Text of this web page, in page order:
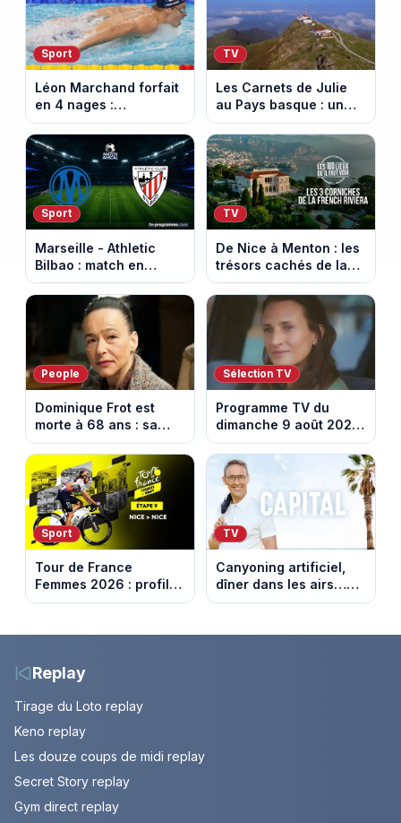
Sport
Léon Marchand forfait
en 4 nages :
découvrez son
programme de nage
aux Championnats
d'Europe
TV
Les Carnets de Julie
au Pays basque : un
banquet au sommet de
la Rhune
Sport
Marseille - Athletic
Bilbao : match en
direct sur Ligue 1+ à
17h30 (amical du 9
août 2026)
TV
De Nice à Menton : les
trésors cachés de la
French Riviera dévoilés
dans les 100 lieux qu'il
faut voir
People
Dominique Frot est
morte à 68 ans : sa
sœur Catherine Frot
annonce la triste
nouvelle
Sélection TV
Programme TV du
dimanche 9 août 2026
: notre sélection pour
votre soirée télé
Sport
Tour de France
Femmes 2026 : profil
et horaires de la
TV
Canyoning artificiel,
dîner dans les airs…
les loisirs les plus fous
Capital
Replay
Tirage du Loto replay
Keno replay
Les douze coups de midi replay
Secret Story replay
Gym direct replay